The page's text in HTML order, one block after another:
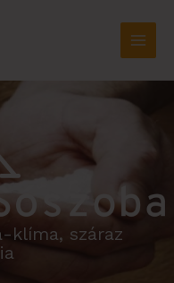
klíma, száraz